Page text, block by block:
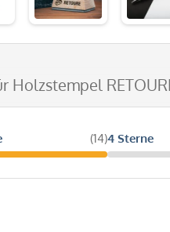
Holzstempel
(14)4 Sterne